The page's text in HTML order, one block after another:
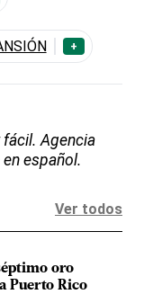
+
fácil. Agencia
español.
Ver todos
oro
Puerto Rico